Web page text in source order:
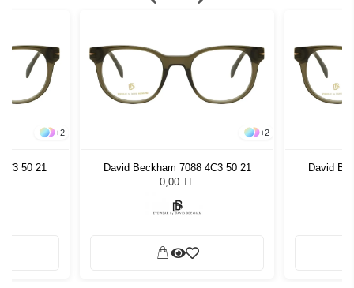
+2
50 21
+2
David Beckham 7088 4C3 50 21
0,00 TL
David